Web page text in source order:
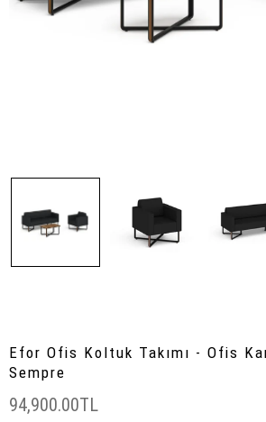
Efor Ofis Koltuk Takımı - Ofis
Sempre
94,900.00TL